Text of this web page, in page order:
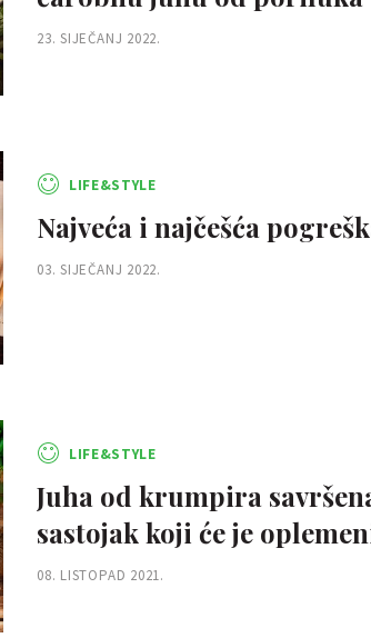
23. SIJEČANJ 2022.
LIFE&STYLE
Najveća i najčešća
03. SIJEČANJ 2022.
LIFE&STYLE
Juha od krumpira
sastojak koji će je
08. LISTOPAD 2021.